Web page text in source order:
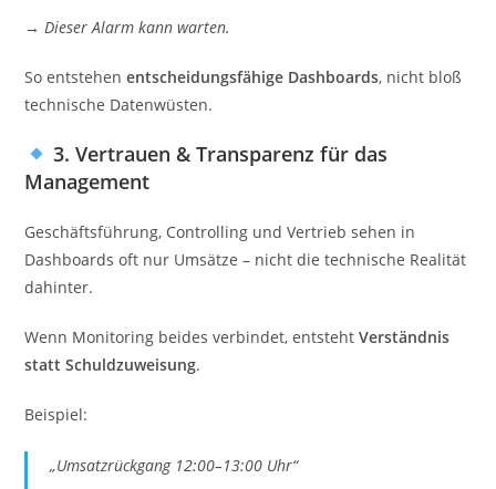
→Dieser Alarm kann warten.
So entstehenentscheidungsfähige Dashboards, nicht bloß
technische Datenwüsten.
3. Vertrauen & Transparenz für das
Management
Geschäftsführung, Controlling und Vertrieb sehen in
Dashboards oft nur Umsätze – nicht die technische Realität
dahinter.
Wenn Monitoring beides verbindet, entstehtVerständnis
statt Schuldzuweisung.
Beispiel:
„Umsatzrückgang 12:00–13:00 Uhr“